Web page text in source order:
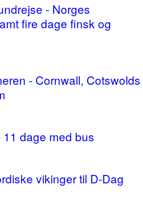
- Norges
fire dage finsk og
- Cornwall, Cotswolds
dage med bus
vikinger til D-Dag